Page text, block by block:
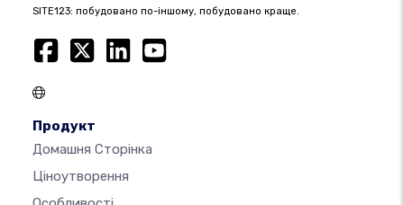
SITE123: побудовано по-іншому, побудовано краще.
Продукт
Домашня Сторінка
Ціноутворення